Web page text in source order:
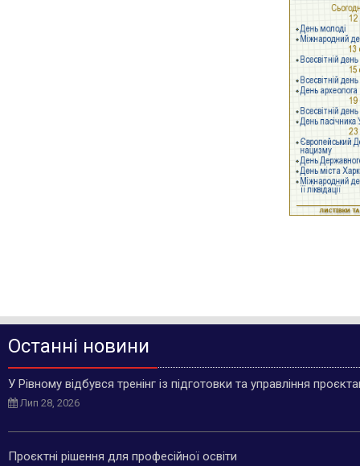
Останні новини
У Рівному відбувся тренінг із підготовки та управління
Лип 28, 2026
Проєктні рішення для професійної освіти